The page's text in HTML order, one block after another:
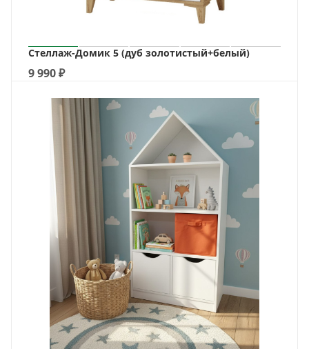
Стеллаж-Домик 5 (дуб золотистый+белый)
9 990₽